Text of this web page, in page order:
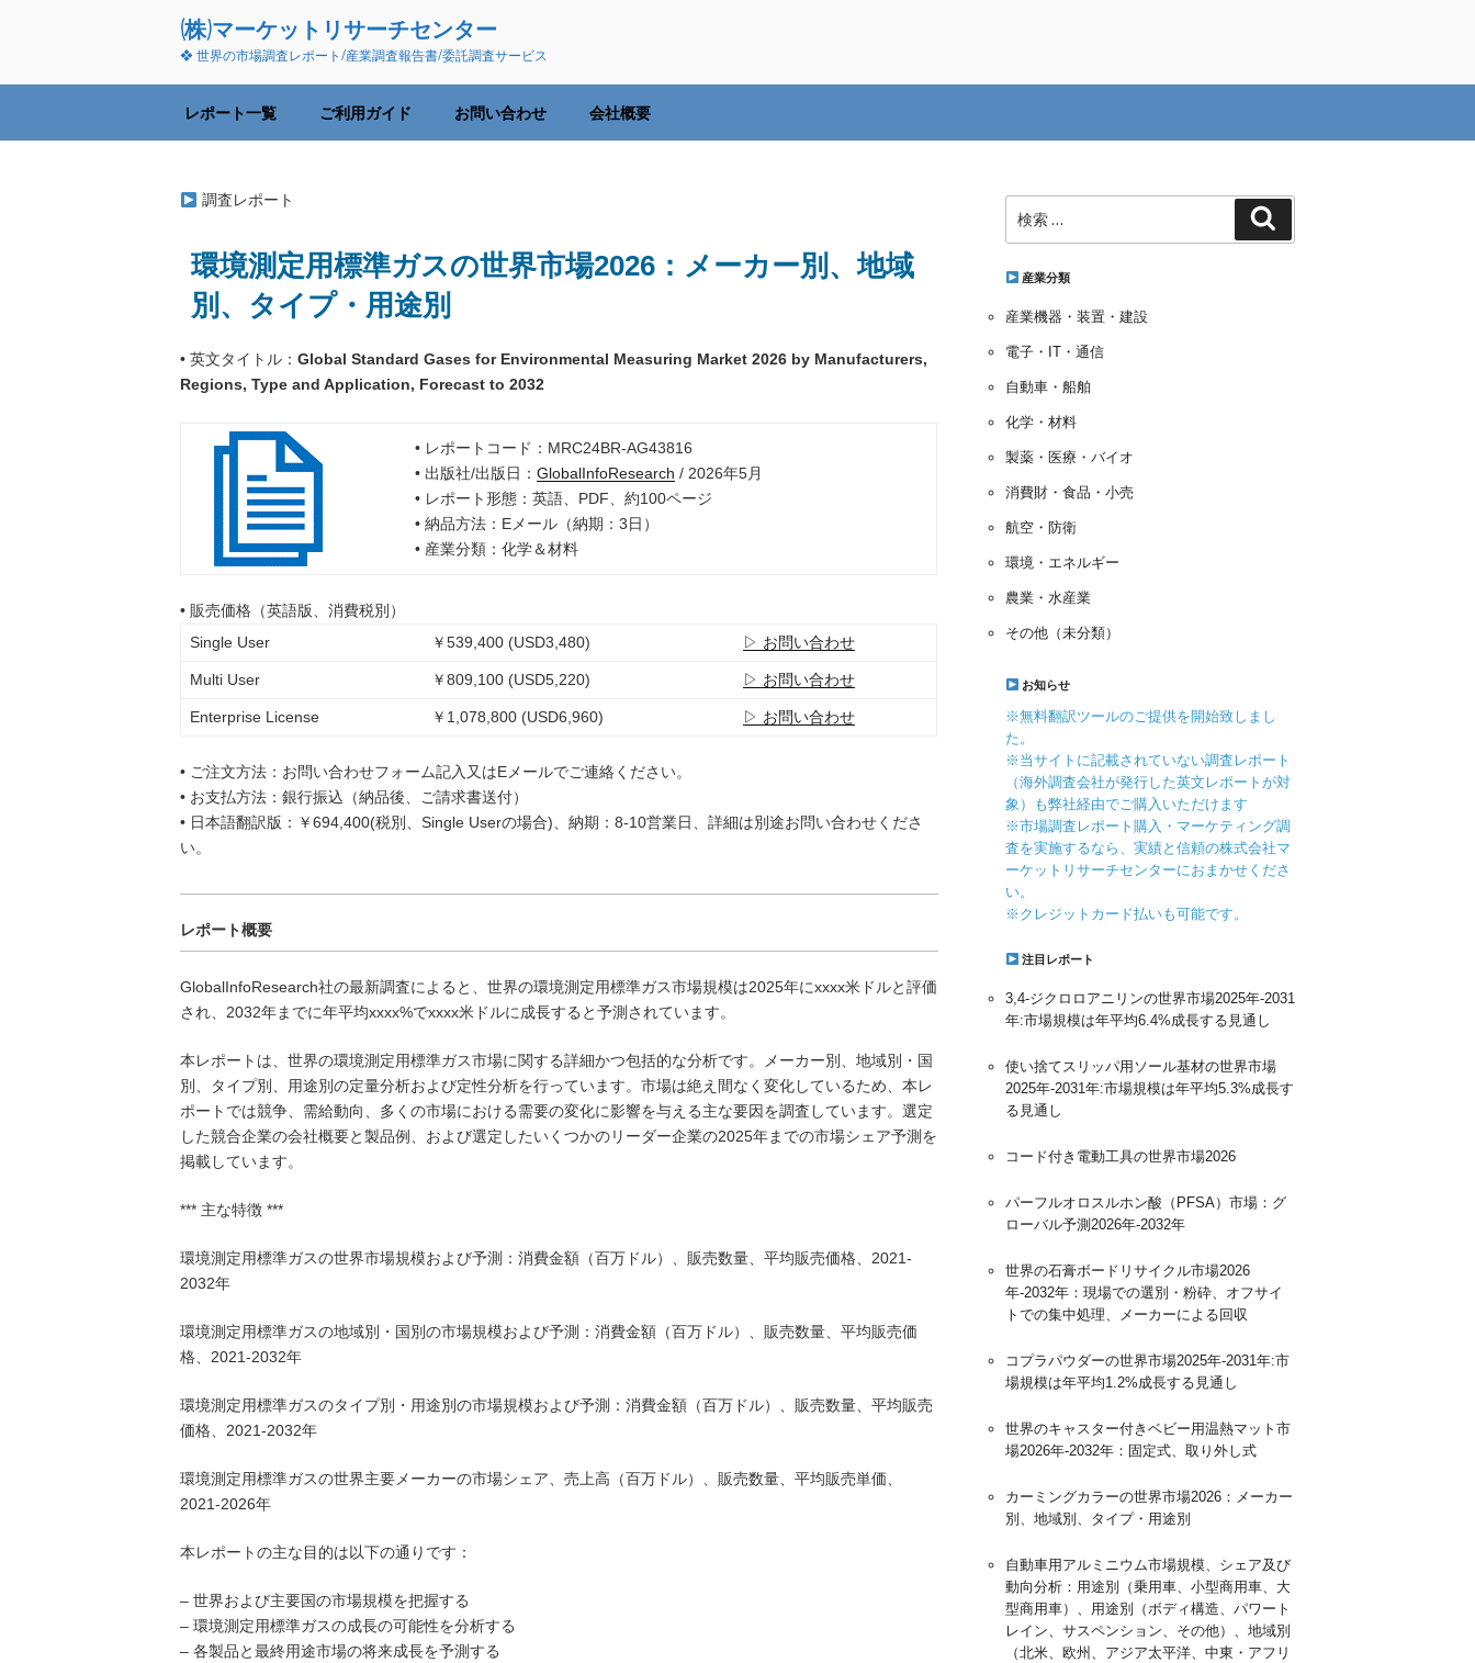
ン
へ
(株)マーケットリサーチセンター
❖ 世界の市場調査レポート/産業調査報告書/委託調査サービス
レポート一覧 ご利用ガイド お問い合わせ 会社概要
調査レポート
環境測定用標準ガスの世界市場2026：メーカー別、地域
別、タイプ・用途別
• 英文タイトル： Global Standard Gases for Environmental Measuring Market 2026 by Manufacturers,
Regions, Type and Application, Forecast to 2032
• レポートコード：MRC24BR-AG43816
• 出版社/出版日： GlobalInfoResearch / 2026年5月
• レポート形態：英語、PDF、約100ページ
• 納品方法：Eメール（納期：3日）
• 産業分類：化学＆材料
• 販売価格（英語版、消費税別）
Single User
￥539,400 (USD3,480) ▷ お問い合わせ
Multi User ￥809,100 (USD5,220) ▷ お問い合わせ
Enterprise License ￥1,078,800 (USD6,960) ▷ お問い合わせ
• ご注文方法：お問い合わせフォーム記入又はEメールでご連絡ください。
• お支払方法：銀行振込（納品後、ご請求書送付）
• 日本語翻訳版：￥694,400(税別、Single Userの場合)、納期：8-10営業日、詳細は別途お問い合わせくださ
い。
レポート概要
GlobalInfoResearch社の最新調査によると、世界の環境測定用標準ガス市場規模は2025年にxxxx米ドルと評価
され、2032年までに年平均xxxx%でxxxx米ドルに成長すると予測されています。
本レポートは、世界の環境測定用標準ガス市場に関する詳細かつ包括的な分析です。メーカー別、地域別・国
別、タイプ別、用途別の定量分析および定性分析を行っています。市場は絶え間なく変化しているため、本レ
ポートでは競争、需給動向、多くの市場における需要の変化に影響を与える主な要因を調査しています。選定
した競合企業の会社概要と製品例、および選定したいくつかのリーダー企業の2025年までの市場シェア予測を
掲載しています。
*** 主な特徴 ***
環境測定用標準ガスの世界市場規模および予測：消費金額（百万ドル）、販売数量、平均販売価格、2021-
2032年
環境測定用標準ガスの地域別・国別の市場規模および予測：消費金額（百万ドル）、販売数量、平均販売価
格、2021-2032年
環境測定用標準ガスのタイプ別・用途別の市場規模および予測：消費金額（百万ドル）、販売数量、平均販売
価格、2021-2032年
環境測定用標準ガスの世界主要メーカーの市場シェア、売上高（百万ドル）、販売数量、平均販売単価、
2021-2026年
本レポートの主な目的は以下の通りです：
– 世界および主要国の市場規模を把握する
– 環境測定用標準ガスの成長の可能性を分析する
– 各製品と最終用途市場の将来成長を予測する
索:
産業分類
産業機器・装置・建設
電子・IT・通信
自動車・船舶
化学・材料
製薬・医療・バイオ
消費財・食品・小売
航空・防衛
環境・エネルギー
農業・水産業
その他（未分類）
お知らせ
※無料翻訳ツールのご提供を開始致しまし
た。
※当サイトに記載されていない調査レポート
（海外調査会社が発行した英文レポートが対
象）も弊社経由でご購入いただけます
※市場調査レポート購入・マーケティング調
査を実施するなら、実績と信頼の株式会社マ
ーケットリサーチセンターにおまかせくださ
い。
※クレジットカード払いも可能です。
注目レポート
3,4-ジクロロアニリンの世界市場2025年-2031
年:市場規模は年平均6.4%成長する見通し
使い捨てスリッパ用ソール基材の世界市場
2025年-2031年:市場規模は年平均5.3%成長す
る見通し
コード付き電動工具の世界市場2026
パーフルオロスルホン酸（PFSA）市場：グ
ローバル予測2026年-2032年
世界の石膏ボードリサイクル市場2026
年-2032年：現場での選別・粉砕、オフサイ
トでの集中処理、メーカーによる回収
コプラパウダーの世界市場2025年-2031年:市
場規模は年平均1.2%成長する見通し
世界のキャスター付きベビー用温熱マット市
場2026年-2032年：固定式、取り外し式
カーミングカラーの世界市場2026：メーカー
別、地域別、タイプ・用途別
自動車用アルミニウム市場規模、シェア及び
動向分析：用途別（乗用車、小型商用車、大
型商用車）、用途別（ボディ構造、パワート
レイン、サスペンション、その他）、地域別
（北米、欧州、アジア太平洋、中東・アフリ